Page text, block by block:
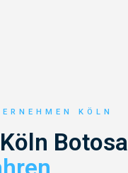
KÖLN